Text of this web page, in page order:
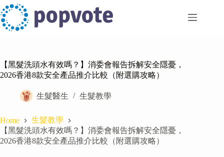
Skip
to
content
【黑髮洗頭水有效嗎？】消委會報告拆解安全隱憂，
2026香港8款安全產品推介比較（附選購攻略）
生髮醫生 生髮教學
Home
生髮教學
【黑髮洗頭水有效嗎？】消委會報告拆解安全隱憂，
2026香港8款安全產品推介比較（附選購攻略）